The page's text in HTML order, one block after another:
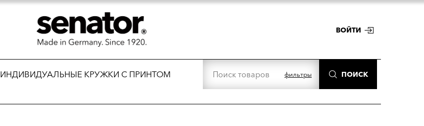
ВОЙТИ
ИНДИВИДУАЛЬНЫЕ КРУЖКИ С ПРИНТОМ
фильтры ПОИСК